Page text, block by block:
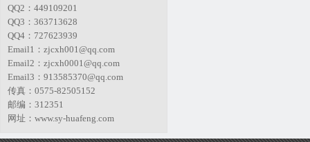
QQ2：449109201
QQ3：363713628
QQ4：727623939
Email1：zjcxh001@qq.com
Email2：zjcxh0001@qq.com
Email3：913585370@qq.com
传真：0575-82505152
邮编：312351
网址：www.sy-huafeng.com